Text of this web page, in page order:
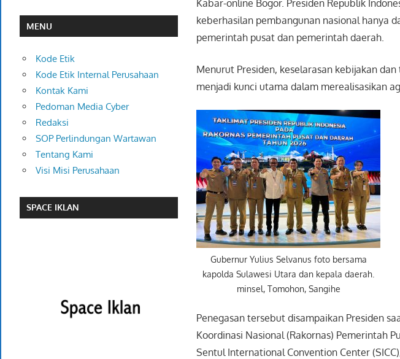
Kabar-online Bogor. Presiden Republik
keberhasilan pembangunan nasional hanya
pemerintah pusat dan pemerintah daerah.
Menurut Presiden, keselarasan kebijakan
menjadi kunci utama dalam merealisasikan
Gubernur Yulius Selvanus foto bersama
kapolda Sulawesi Utara dan kepala daerah.
minsel, Tomohon, Sangihe
Penegasan tersebut disampaikan Presiden
Koordinasi Nasional (Rakornas) Pemerintah
Sentul International Convention Center
MENU
Kode Etik
Kode Etik Internal Perusahaan
Kontak Kami
Pedoman Media Cyber
Redaksi
SOP Perlindungan Wartawan
Tentang Kami
Visi Misi Perusahaan
SPACE IKLAN